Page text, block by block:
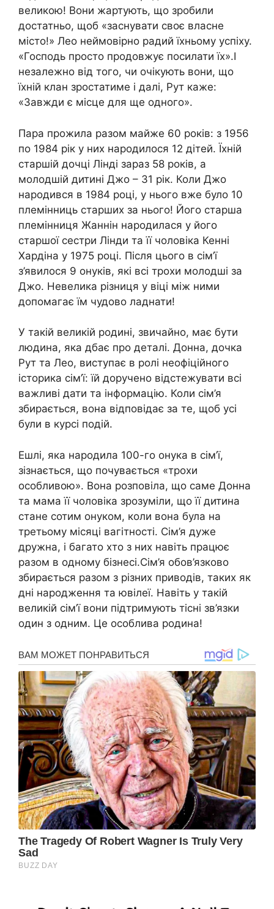
великою! Вони жартують, що зробили
достатньо, щоб «заснувати своє власне
місто!» Лео неймовірно радий їхньому успіху.
«Господь просто продовжує посилати їх».І
незалежно від того, чи очікують вони, що
їхній клан зростатиме і далі, Рут каже:
«Завжди є місце для ще одного».
Пара прожила разом майже 60 років: з 1956
по 1984 рік у них народилося 12 дітей. Їхній
старшій дочці Лінді зараз 58 років, а
молодшій дитині Джо – 31 рік. Коли Джо
народився в 1984 році, у нього вже було 10
племінниць старших за нього! Його старша
племінниця Жаннін народилася у його
старшої сестри Лінди та її чоловіка Кенні
Хардіна у 1975 році. Після цього в сім’ї
з’явилося 9 онуків, які всі трохи молодші за
Джо. Невелика різниця у віці між ними
допомагає їм чудово ладнати!
У такій великій родині, звичайно, має бути
людина, яка дбає про деталі. Донна, дочка
Рут та Лео, виступає в ролі неофіційного
історика сім’ї: їй доручено відстежувати всі
важливі дати та інформацію. Коли сім’я
збирається, вона відповідає за те, щоб усі
були в курсі подій.
Ешлі, яка народила 100-го онука в сім’ї,
зізнається, що почувається «трохи
особливою». Вона розповіла, що саме Донна
та мама її чоловіка зрозуміли, що її дитина
стане сотим онуком, коли вона була на
третьому місяці вагітності. Сім’я дуже
дружна, і багато хто з них навіть працює
разом в одному бізнесі.Сім’я обов’язково
збирається разом з різних приводів, таких як
дні народження та ювілеї. Навіть у такій
великій сім’ї вони підтримують тісні зв’язки
один з одним. Це особлива родина!